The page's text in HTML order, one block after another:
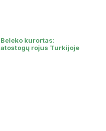
Beleko kurortas:
atostogų rojus Turkijoje